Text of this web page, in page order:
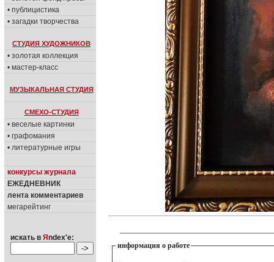
• публицистика
• загадки творчества
СТУДИЯ ХУДОЖНИКОВ
• золотая коллекция
• мастер-класс
МУЗЫКАЛЬНАЯ СТУДИЯ
СМЕХО-СТУДИЯ
• веселые картинки
• графомания
• литературные игры
конкурсы журнала
ЕЖЕДНЕВНИК
лента комментариев
мегарейтинг
искать в Я ndex'е:
информация о работе